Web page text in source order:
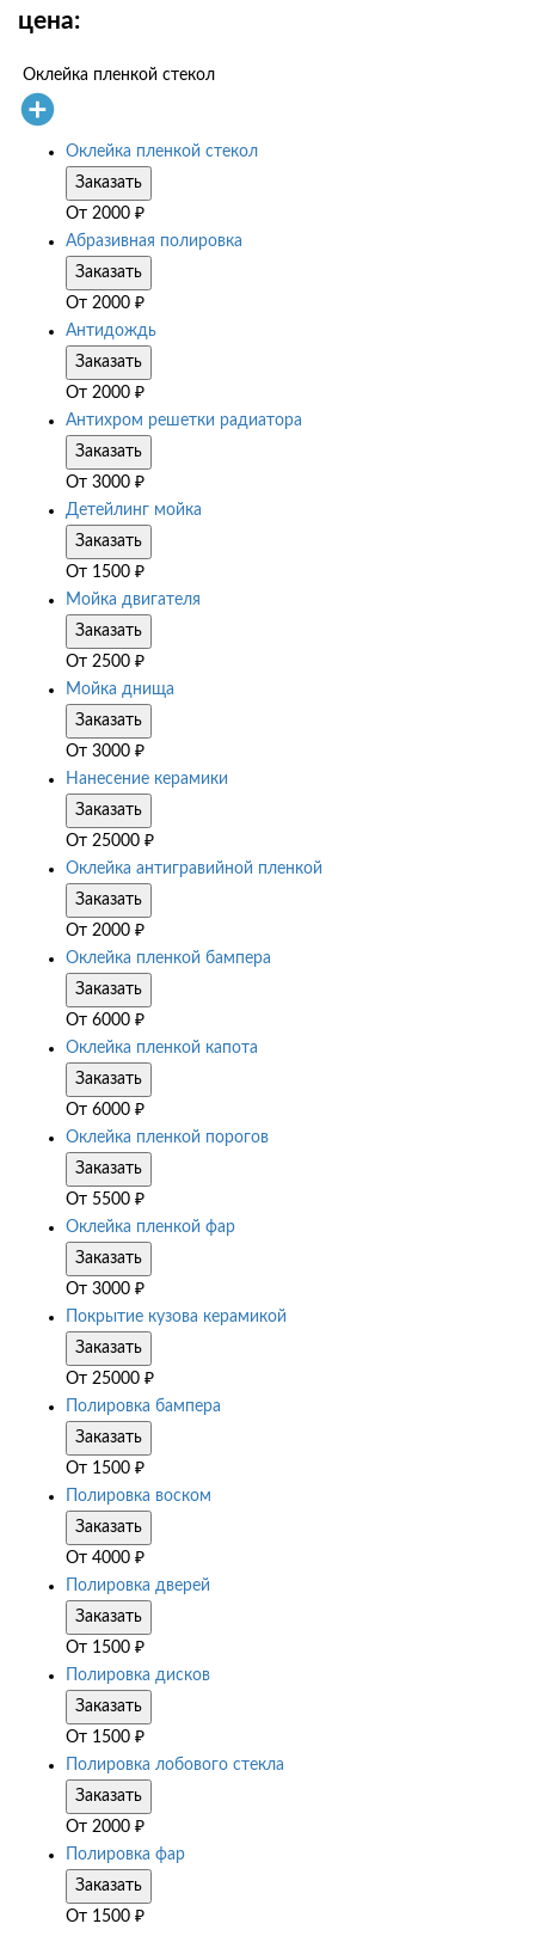
цена:
Оклейка пленкой стекол
Оклейка пленкой стекол
Заказать
От 2000 ₽
Абразивная полировка
Заказать
От 2000 ₽
Антидождь
Заказать
От 2000 ₽
Антихром решетки радиатора
Заказать
От 3000 ₽
Детейлинг мойка
Заказать
От 1500 ₽
Мойка двигателя
Заказать
От 2500 ₽
Мойка днища
Заказать
От 3000 ₽
Нанесение керамики
Заказать
От 25000 ₽
Оклейка антигравийной пленкой
Заказать
От 2000 ₽
Оклейка пленкой бампера
Заказать
От 6000 ₽
Оклейка пленкой капота
Заказать
От 6000 ₽
Оклейка пленкой порогов
Заказать
От 5500 ₽
Оклейка пленкой фар
Заказать
От 3000 ₽
Покрытие кузова керамикой
Заказать
От 25000 ₽
Полировка бампера
Заказать
От 1500 ₽
Полировка воском
Заказать
От 4000 ₽
Полировка дверей
Заказать
От 1500 ₽
Полировка дисков
Заказать
От 1500 ₽
Полировка лобового стекла
Заказать
От 2000 ₽
Полировка фар
Заказать
От 1500 ₽